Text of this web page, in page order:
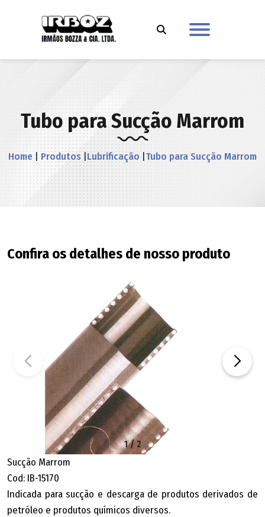
Tubo para Sucção Marrom
Home Produtos Lubrificação Tubo para Sucção Marrom
Confira os detalhes de nosso produto
1/2
Sucção Marrom
Cod: IB-15170
Indicada para sucção e descarga de produtos derivados de
petróleo e produtos químicos diversos.